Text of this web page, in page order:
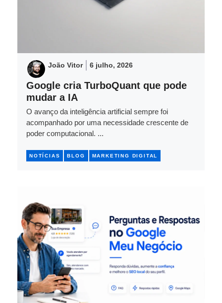
João Vitor 6 julho, 2026
Google cria TurboQuant que pode
mudar a IA
O avanço da inteligência artificial sempre foi
acompanhado por uma necessidade crescente de
poder computacional. ...
NOTÍCIAS BLOG MARKETING DIGITAL